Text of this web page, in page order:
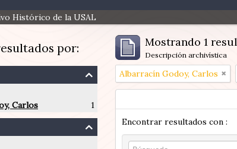
Histórico de la USAL
por:
Carlos
1
Mostrando 1
Descripción archivística
Albarracín Godoy, Carlos
Encontrar resultados con :